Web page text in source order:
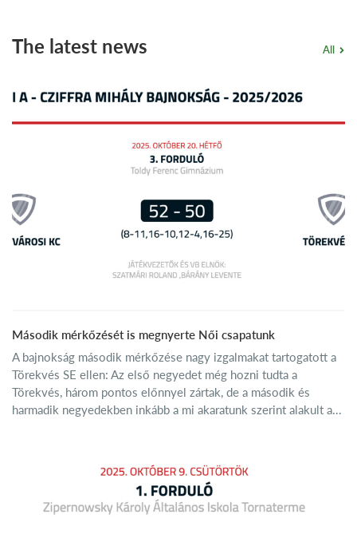
The latest news All
Második mérkőzését is megnyerte Női csapatunk
A bajnokság második mérkőzése nagy izgalmakat tartogatott a
Törekvés SE ellen: Az első negyedet még hozni tudta a
Törekvés, három pontos előnnyel zártak, de a második és
harmadik negyedekben inkább a mi akaratunk szerint alakult a...